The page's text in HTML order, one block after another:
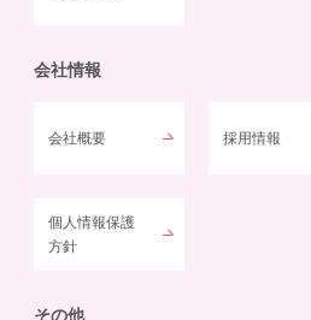
会社情報
会社概要 採用情報
個人情報保護
方針
その他